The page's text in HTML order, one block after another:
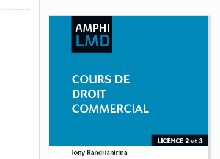
Cours de droit des
personnes et de la famille
Clara Bernard-Xémard